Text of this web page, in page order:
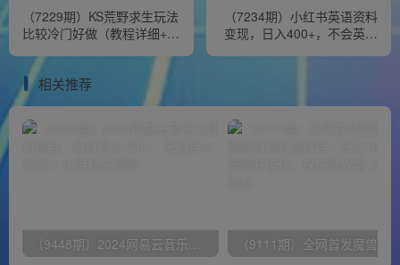
（7229期）KS荒野求生玩法
比较冷门好做（教程详细+带
（7234期）小红书英语资料
变现，日入400+，不会英语
相关推荐